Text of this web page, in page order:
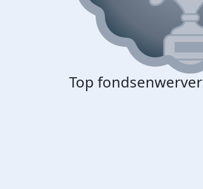
Top fondsenwerver